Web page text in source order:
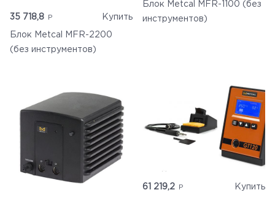
35 718,8 Купить
Блок Metcal MFR-2200
(без инструментов)
Блок Metcal MFR-1100 (без
инструментов)
61 219,2 Купить